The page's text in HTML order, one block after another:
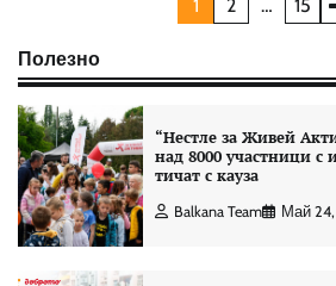
на
публикациите
на
страници
1 2 … 15
Полезно
“Нестле за Живей
над 8000 участници с
тичат с кауза
Balkana Team Май